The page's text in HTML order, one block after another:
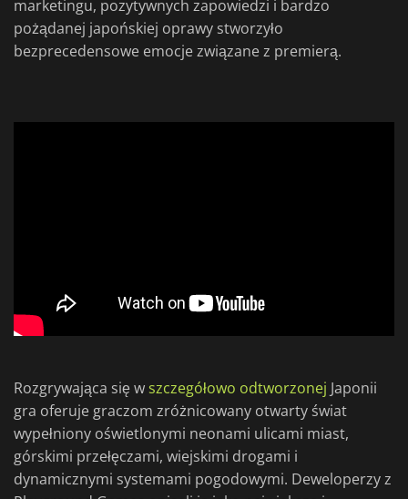
marketingu, pozytywnych zapowiedzi i bardzo
pożądanej japońskiej oprawy stworzyło
bezprecedensowe emocje związane z premierą.
Rozgrywająca się wszczegółowo odtworzonej Japonii
gra oferuje graczom zróżnicowany otwarty świat
wypełniony oświetlonymi neonami ulicami miast,
górskimi przełęczami, wiejskimi drogami i
dynamicznymi systemami pogodowymi. Deweloperzy z